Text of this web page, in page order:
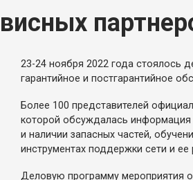
23-24 ноября 2022 года стоялось
гарантийное и постгарантийное
Более 100 представителей
которой обсуждалась информация
и наличии запасных частей,
инструментах поддержки сети и ее
Деловую программу мероприятия